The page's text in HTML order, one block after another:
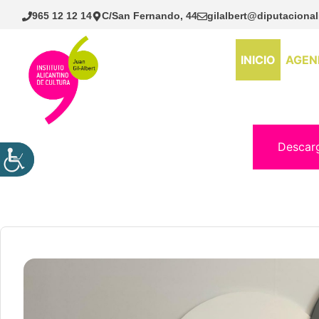
Saltar
965 12 12 14 C/San Fernando, 44
INICIO